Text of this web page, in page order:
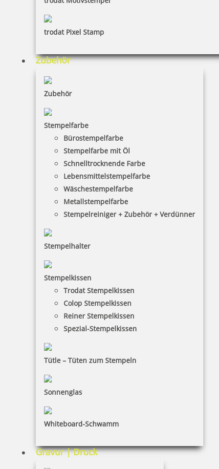
trodat Pixel Stamp
Zubehör
Zubehör
Stempelfarbe
Bürostempelfarbe
Stempelfarbe mit Öl
Schnelltrocknende Farbe
Lebensmittelstempelfarbe
Wäschestempelfarbe
Metallstempelfarbe
Stempelreiniger + Zubehör + Verdünner
Stempelhalter
Stempelkissen
Trodat Stempelkissen
Colop Stempelkissen
Reiner Stempelkissen
Spezial-Stempelkissen
Tütle – Tüten zum Stempeln
Sonnenglas
Whiteboard-Schwamm
Gravur | Druck
Versandinformationen
Zahlungsbedingungen
Bestellhinweise
Dateiformate
INFORMATIONEN